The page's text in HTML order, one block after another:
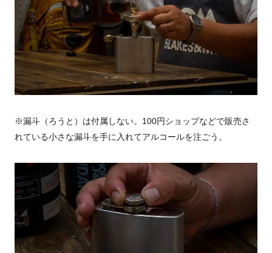
※漏斗（ろうと）は付属しない。100円ショップなどで販売さ
れている小さな漏斗を手に入れてアルコールを注ごう。